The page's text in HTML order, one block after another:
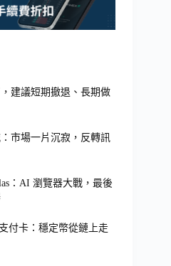
建議短期撤退、長期做
市場一片沉寂，反轉訊
：AI 瀏覽器大戰，最後
付卡：穩定幣從鏈上走